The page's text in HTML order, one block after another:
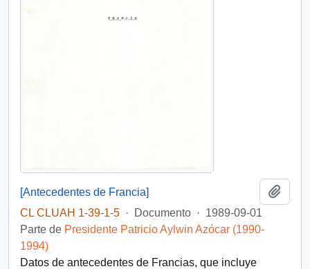
[Antecedentes de Francia]
CL CLUAH 1-39-1-5 · Documento · 1989-09-01
Parte de Presidente Patricio Aylwin Azócar (1990-
1994)
Datos de antecedentes de Francias, que incluye